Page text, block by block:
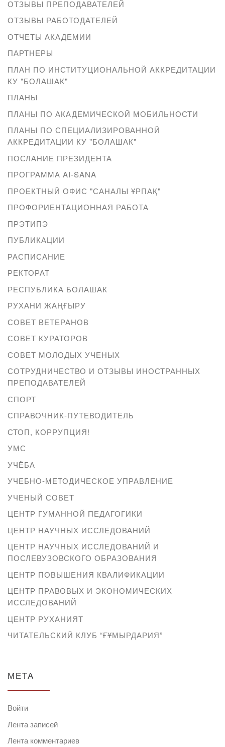
ОТЗЫВЫ ПРЕПОДАВАТЕЛЕЙ
ОТЗЫВЫ РАБОТОДАТЕЛЕЙ
ОТЧЕТЫ АКАДЕМИИ
ПАРТНЕРЫ
ПЛАН ПО ИНСТИТУЦИОНАЛЬНОЙ АККРЕДИТАЦИИ
КУ "БОЛАШАК"
ПЛАНЫ
ПЛАНЫ ПО АКАДЕМИЧЕСКОЙ МОБИЛЬНОСТИ
ПЛАНЫ ПО СПЕЦИАЛИЗИРОВАННОЙ
АККРЕДИТАЦИИ КУ "БОЛАШАК"
ПОСЛАНИЕ ПРЕЗИДЕНТА
ПРОГРАММА AI-SANA
ПРОЕКТНЫЙ ОФИС "САНАЛЫ ҰРПАҚ"
ПРОФОРИЕНТАЦИОННАЯ РАБОТА
ПРЭТИПЭ
ПУБЛИКАЦИИ
РАСПИСАНИЕ
РЕКТОРАТ
РЕСПУБЛИКА БОЛАШАК
РУХАНИ ЖАҢҒЫРУ
СОВЕТ ВЕТЕРАНОВ
СОВЕТ КУРАТОРОВ
СОВЕТ МОЛОДЫХ УЧЕНЫХ
СОТРУДНИЧЕСТВО И ОТЗЫВЫ ИНОСТРАННЫХ
ПРЕПОДАВАТЕЛЕЙ
СПОРТ
СПРАВОЧНИК-ПУТЕВОДИТЕЛЬ
СТОП, КОРРУПЦИЯ!
УМС
УЧЁБА
УЧЕБНО-МЕТОДИЧЕСКОЕ УПРАВЛЕНИЕ
УЧЕНЫЙ СОВЕТ
ЦЕНТР ГУМАННОЙ ПЕДАГОГИКИ
ЦЕНТР НАУЧНЫХ ИССЛЕДОВАНИЙ
ЦЕНТР НАУЧНЫХ ИССЛЕДОВАНИЙ И
ПОСЛЕВУЗОВСКОГО ОБРАЗОВАНИЯ
ЦЕНТР ПОВЫШЕНИЯ КВАЛИФИКАЦИИ
ЦЕНТР ПРАВОВЫХ И ЭКОНОМИЧЕСКИХ
ИССЛЕДОВАНИЙ
ЦЕНТР РУХАНИЯТ
ЧИТАТЕЛЬСКИЙ КЛУБ “ҒҰМЫРДАРИЯ”
МЕТА
Войти
Лента записей
Лента комментариев